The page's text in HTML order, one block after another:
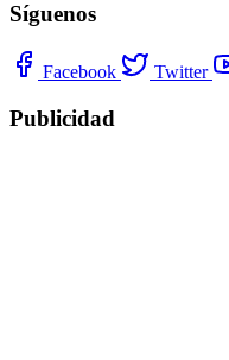
Síguenos
Facebook Twitter
Publicidad